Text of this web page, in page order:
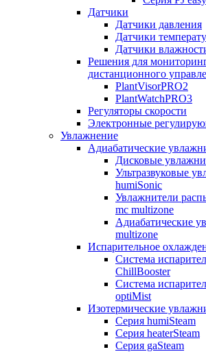
Датчики
Датчики давления
Датчики
Датчики
Решения для
дистанционного
PlantVisorPRO2
PlantWatchPRO3
Регуляторы скорости
Электронные
Увлажнение
Адиабатические
Дисковые
Ультразвуковые
humiSonic
Увлажнители
mc multizone
Адиабатические
multizone
Испарительное
Система
ChillBooster
Система
optiMist
Изотермические
Серия humiSteam
Серия heaterSteam
Серия gaSteam